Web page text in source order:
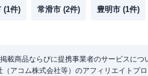
(1件) 常滑市 (2件) 豊明市 (1件)
載商品ならびに提携事業者のサービスにつ
（アコム株式会社等）のアフィリエイトプ